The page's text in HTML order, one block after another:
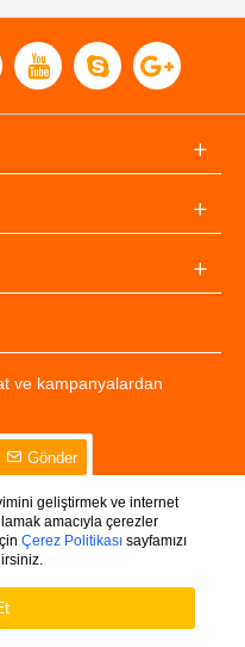
ve kampanyalardan
Gönder
Saklıdır.
geliştirmek ve internet
amacıyla çerezler
Çerez Politikasısayfamızı